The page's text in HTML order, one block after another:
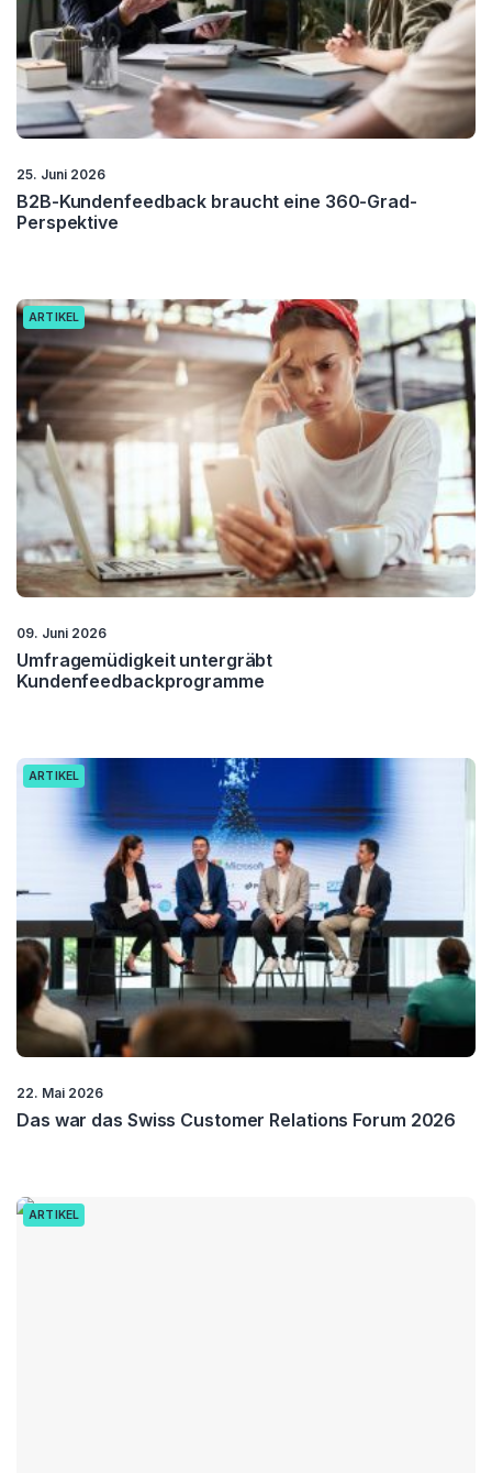
25. Juni 2026
B2B-Kundenfeedback braucht eine 360-Grad-
Perspektive
ARTIKEL
09. Juni 2026
Umfragemüdigkeit untergräbt
Kundenfeedbackprogramme
ARTIKEL
22. Mai 2026
Das war das Swiss Customer Relations Forum 2026
ARTIKEL